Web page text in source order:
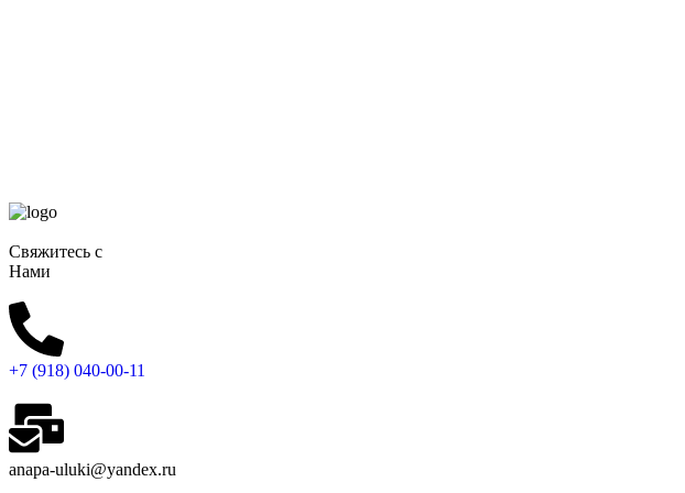
Свяжитесь с
Нами
+7 (918) 040-00-11
anapa-uluki@yandex.ru